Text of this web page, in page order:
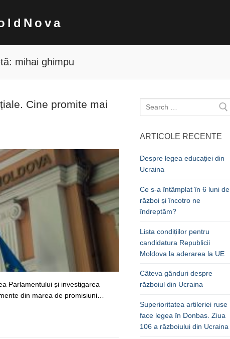
mihai ghimpu
Cine promite mai
Parlamentului și investigarea
din marea de promisiuni…
Caută
după:
ARTICOLE RECENTE
Despre legea educației din
Ucraina
Ce s-a întâmplat în 6 luni de
război și încotro ne
îndreptăm?
Lista condițiilor pentru
candidatura Republicii
Moldova la aderarea la UE
Câteva gânduri despre
războiul din Ucraina
Superioritatea artileriei ruse
face legea în Donbas. Ziua
106 a războiului din Ucraina